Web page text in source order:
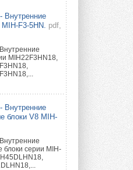
с ЕС-
TRS EC
—
...
выбрать
первой
для окон ...
Внутренние
F3-5HN. pdf,
MIH22F3HN18,
Внутренние
блоки V8 MIH-
серии MIH-